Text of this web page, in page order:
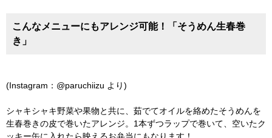
こんなメニューにもアレンジ可能！「そうめん生春巻
き」
(Instagram：@paruchiizu より)
シャキシャキ野菜や果物と共に、茹でてオイルを絡めたそうめんを
生春巻きの皮で巻いたアレンジ。1本ずつラップで巻いて、空いたク